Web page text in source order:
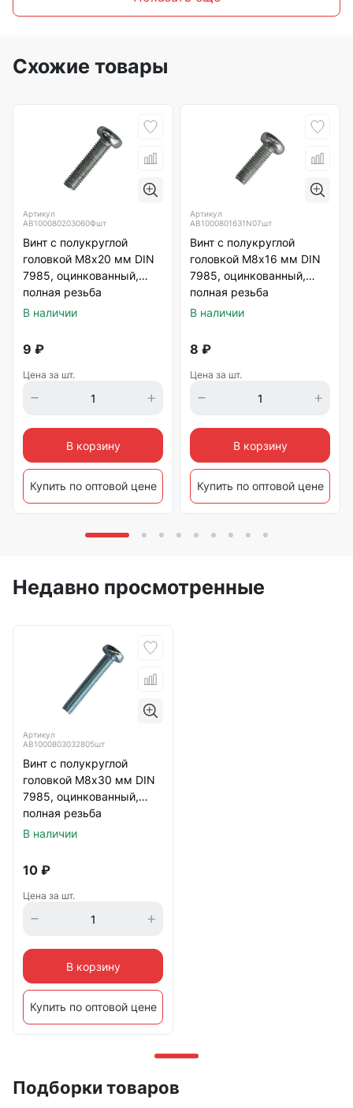
Схожие товары
Артикул
АВ100080203060Фшт
Винт с полукруглой
головкой М8х20 мм DIN
7985, оцинкованный,
полная резьба
В наличии
9 ₽
Цена за шт.
В корзину
Купить по оптовой цене
Артикул
АВ1000801631N07шт
Винт с полукруглой
головкой М8х16 мм DIN
7985, оцинкованный,
полная резьба
В наличии
8 ₽
Цена за шт.
В корзину
Купить по оптовой цене
Недавно просмотренные
Артикул
АВ1000803032805шт
Винт с полукруглой
головкой М8х30 мм DIN
7985, оцинкованный,
полная резьба
В наличии
10 ₽
Цена за шт.
В корзину
Купить по оптовой цене
Подборки товаров